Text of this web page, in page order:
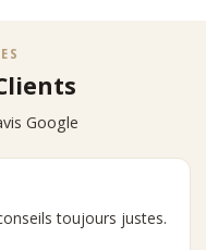
Google
toujours justes.